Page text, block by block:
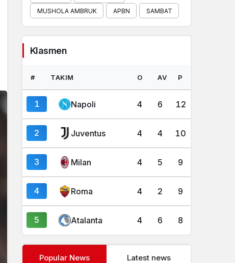
MUSHOLA AMBRUK
APBN SAMBAT
Klasmen
# TAKIM O AV P
1 Napoli 4 6 12
2 Juventus 4 4 10
3 Milan 4 5 9
4 Roma 4 2 9
5 Atalanta 4 6 8
Popular News Latest news